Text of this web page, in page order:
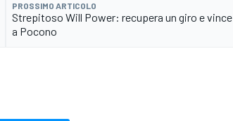
PROSSIMO ARTICOLO
Strepitoso Will Power: recupera un giro e vince
a Pocono